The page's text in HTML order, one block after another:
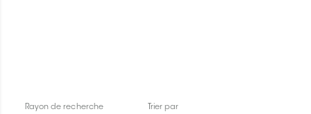
Rayon de recherche Trier par